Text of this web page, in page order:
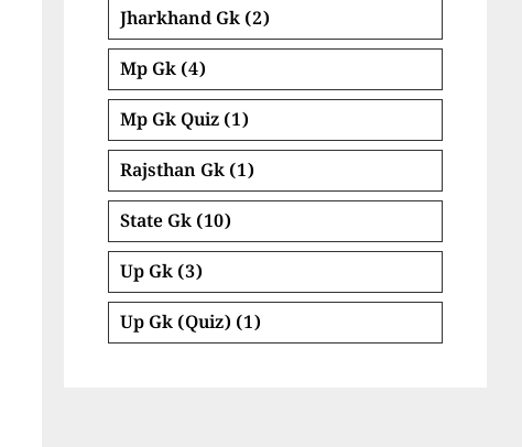
Jharkhand Gk (2)
Mp Gk (4)
Mp Gk Quiz (1)
Rajsthan Gk (1)
State Gk (10)
Up Gk (3)
Up Gk (Quiz) (1)